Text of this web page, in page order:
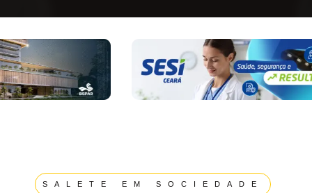
SALETE EM SOCIEDADE